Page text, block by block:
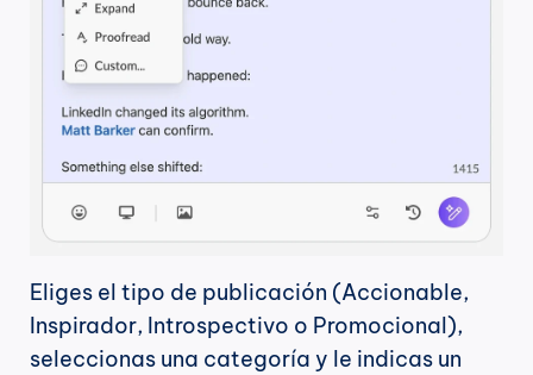
Eliges el tipo de publicación (Accionable,
Inspirador, Introspectivo o Promocional),
seleccionas una categoría y le indicas un